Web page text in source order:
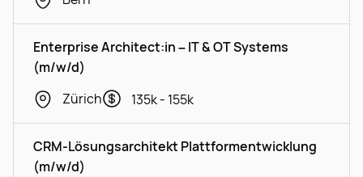
Enterprise Architect:in – IT & OT Systems
(m/w/d)
Zürich
135k - 155k
CRM-Lösungsarchitekt Plattformentwicklung
(m/w/d)